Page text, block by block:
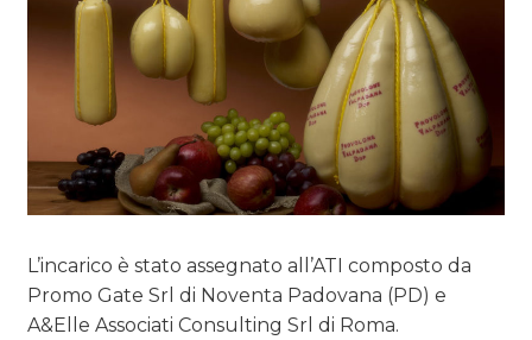
L’incarico è stato assegnato all’ATI composto da
Promo Gate Srl di Noventa Padovana (PD) e
A&Elle Associati Consulting Srl di Roma.